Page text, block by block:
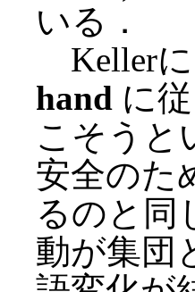
いる．
Keller
hand に
こそうと
安全のた
るのと同
動が集団